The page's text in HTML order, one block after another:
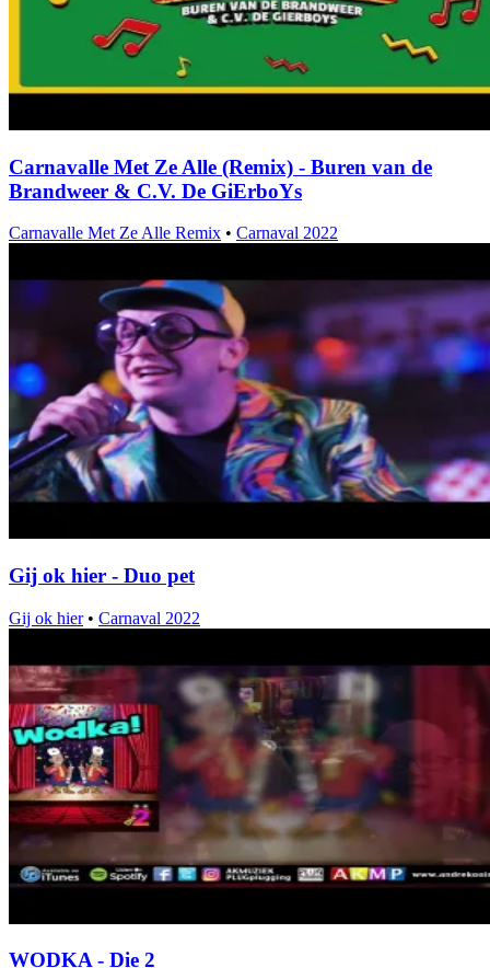
Carnavalle Met Ze Alle (Remix) - Buren van de
Brandweer & C.V. De GiErboYs
Carnavalle Met Ze Alle Remix • Carnaval 2022
Gij ok hier - Duo pet
Gij ok hier • Carnaval 2022
WODKA - Die 2